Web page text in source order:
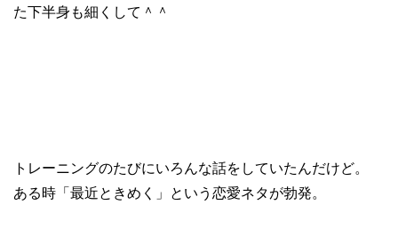
た下半身も細くして＾＾
トレーニングのたびにいろんな話をしていたんだけど。
ある時「最近ときめく」という恋愛ネタが勃発。